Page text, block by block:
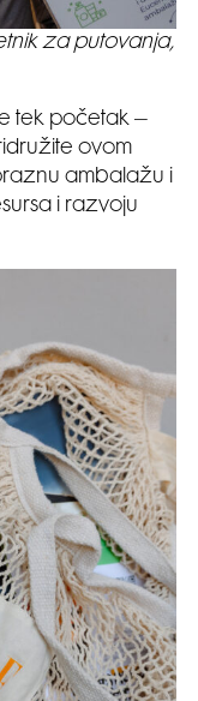
za putovanja,
tek početak –
ovom
ambalažu i
i razvoju